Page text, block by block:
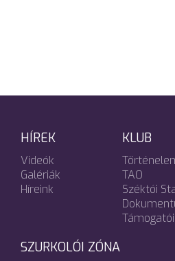
HÍREK
Videók
Galériák
Híreink
KLUB
TAO
Széktói
SZURKOLÓI ZÓNA